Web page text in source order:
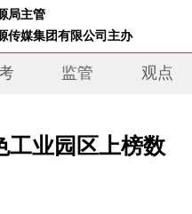
局主管
传媒集团有限公司主办
监管 观点
工业园区上榜数